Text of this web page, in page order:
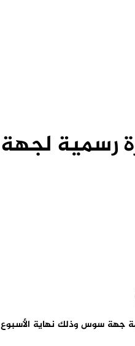
رسمية لجهة
جهة سوس وذلك نهاية الأسبوع